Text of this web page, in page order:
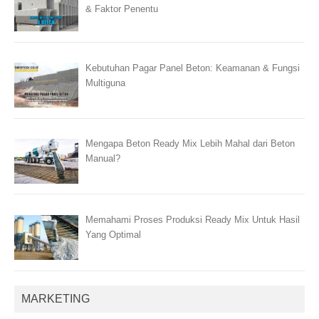
& Faktor Penentu
Kebutuhan Pagar Panel Beton: Keamanan & Fungsi
Multiguna
Mengapa Beton Ready Mix Lebih Mahal dari Beton
Manual?
Memahami Proses Produksi Ready Mix Untuk Hasil
Yang Optimal
MARKETING